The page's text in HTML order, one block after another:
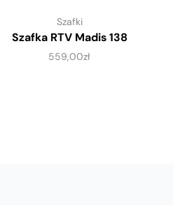
Szafki
Szafka RTV Madis 138
559,00zł